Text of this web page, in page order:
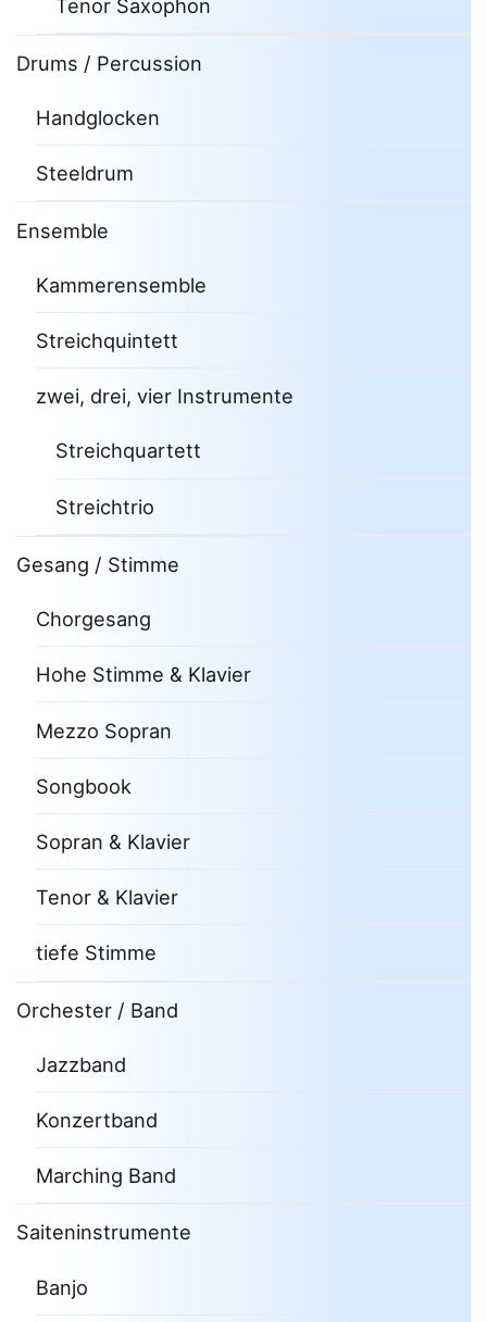
Tenor Saxophon
Drums / Percussion
Handglocken
Steeldrum
Ensemble
Kammerensemble
Streichquintett
zwei, drei, vier Instrumente
Streichquartett
Streichtrio
Gesang / Stimme
Chorgesang
Hohe Stimme & Klavier
Mezzo Sopran
Songbook
Sopran & Klavier
Tenor & Klavier
tiefe Stimme
Orchester / Band
Jazzband
Konzertband
Marching Band
Saiteninstrumente
Banjo